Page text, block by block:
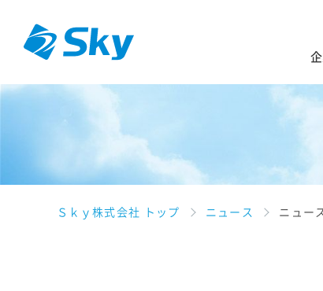
Ｓｋｙ株式会社 トップ ニュース ニュー